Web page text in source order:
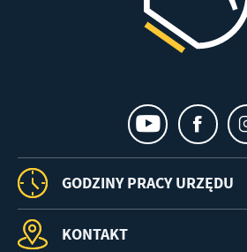
GODZINY PRACY URZĘDU
KONTAKT